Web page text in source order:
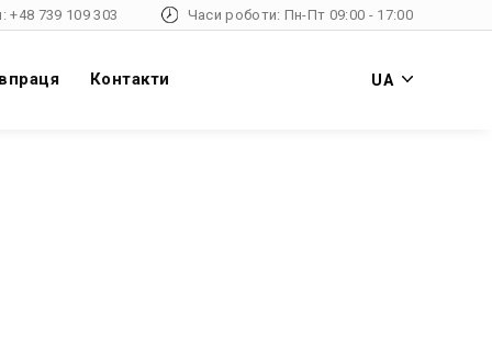
+48 739 109 303 Часи роботи: Пн-Пт 09:00 - 17:00
Контакти UA